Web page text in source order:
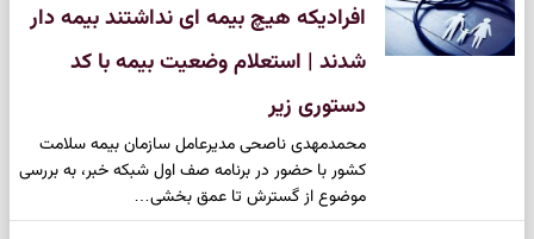
افرادیکه هیچ بیمه ای نداشتند بیمه دار
شدند | استعلام وضعیت بیمه با کد
دستوری زیر
محمدمهدی ناصحی مدیرعامل سازمان بیمه سلامت
کشور با حضور در برنامه صف اول شبکه خبر، به بررسی
موضوع از گسترش تا عمق بخشی…